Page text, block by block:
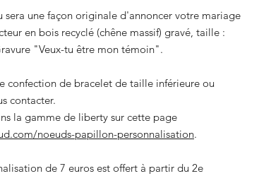
sera une façon originale d'annoncer votre mariage
en bois recyclé (chêne massif) gravé, taille :
"Veux-tu être mon témoin".
confection de bracelet de taille inférieure ou
contacter.
la gamme de liberty sur cette page
noeuds-papillon-personnalisation.
de 7 euros est offert à partir du 2e